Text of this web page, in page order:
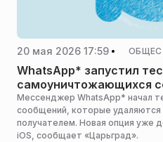
20 мая 2026 17:59
WhatsApp* запустил
самоуничтожающихся
Мессенджер WhatsApp* начал
сообщений, которые удаляются
получателем. Новая опция уже
iOS, сообщает «Царьград».